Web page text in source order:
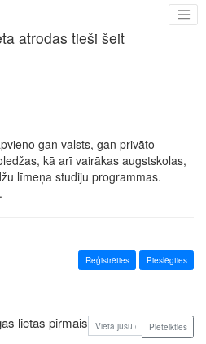
atrodas tieši šeit
gan valsts, gan privāto
kā arī vairākas augstskolas,
līmeņa studiju programmas.
Reģistrēties Pieslēgties
lietas pirmais Pieteikties